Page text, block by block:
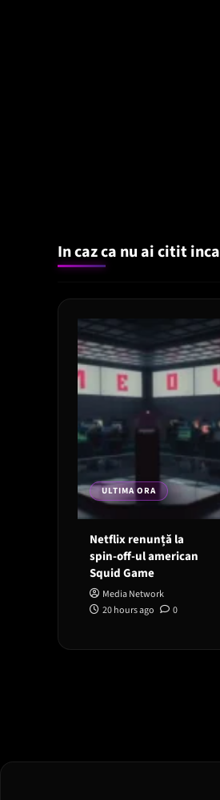
In caz ca nu ai citit inca
ULTIMA ORA
Netflix renunță la
spin-off-ul american
Squid Game
Media Network
20 hours ago
0